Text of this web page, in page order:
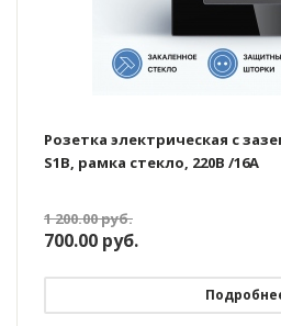
Розетка электрическая с
S1B, рамка стекло, 220В /16А
1 200.00руб.
700.00 руб.